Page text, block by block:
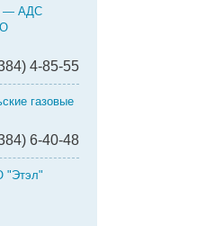
— АДС
4-85-55
газовые
6-40-48
"Этэл"